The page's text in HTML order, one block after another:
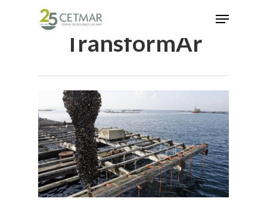
Hit enter to search or ESC to close
TransformAr